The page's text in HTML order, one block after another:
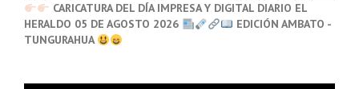
CARICATURA DEL DÍA IMPRESA Y DIGITAL DIARIO EL
HERALDO 05 DE AGOSTO 2026
EDICIÓN AMBATO -
TUNGURAHUA